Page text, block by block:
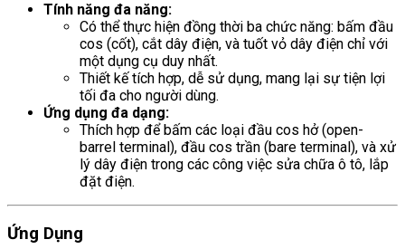
Tính năng đa năng:
Có thể thực hiện đồng thời ba chức năng: bấm đầu
cos (cốt), cắt dây điện, và tuốt vỏ dây điện chỉ với
một dụng cụ duy nhất.
Thiết kế tích hợp, dễ sử dụng, mang lại sự tiện lợi
tối đa cho người dùng.
Ứng dụng đa dạng:
Thích hợp để bấm các loại đầu cos hở (open-
barrel terminal), đầu cos trần (bare terminal), và xử
lý dây điện trong các công việc sửa chữa ô tô, lắp
đặt điện.
Ứng Dụng